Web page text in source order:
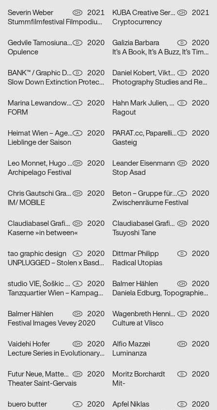
Severin Weber CH
2021
Stummfilmfestival Filmpodium Zürich
KUBA Creative Services CH
2021
Cryptocurrency
Gedvile Tamosiunaite, Jelena Luise, Shuaitong Zong D
2020
Opulence
Galizia Barbara D
2020
It’s A Book, It’s A Buzz, It’s Time to Discuss
BANK™ / Graphic Design Today D
2020
Slow Down Extinction Protect Biodiversity
Daniel Kobert, Viktor Lentzen D
2020
Photography Studies and Research
Marina Lewandowska A
2020
FORM
Hahn Mark Julien, Kormann Raffael D
2020
Ragout
Heimat Wien – Agentur für Veränderung A
2020
Lieblinge der Saison
PARAT.cc, Paparelli Nolan D
2020
Gasteig
Leo Monnet, Hugo Jauffret CH
2020
Archipelago Festival
Leander Eisenmann CH
2020
Stop Asad
Chris Gautschi Graphic & Editorial design CH
2020
IM/ MOBILE
Beton – Gruppe für Gestaltung A
2020
Zwischenräume Festival
Claudiabasel Grafik & Interaktion CH
2020
Kaserne »in between«
Claudiabasel Grafik & Interaktion CH
2020
Tsuyoshi Tane
tao graphic design A
2020
UNPLUGGED – Stolen x Basdban
Dittmar Philipp D
2020
Radical Utopias
studio VIE, Šoškic Katarina, Scherabon Herwig A
2020
Tanzquartier Wien – Kampagne Camilla Schielin
Balmer Hählen CH
2020
Daniela Edburg, Topographies of Transformation
Balmer Hählen CH
2020
Festival Images Vevey 2020
Wagenbreth Henning D
2020
Culture at Vlisco
Vaidehi Hofer CH
2020
Lecture Series in Evolutionary Ecology
Alfio Mazzei CH
2020
Luminanza
Futur Neue, Matteo Venet CH
2020
Theater Saint-Gervais
Moritz Borchardt D
2020
Mit-
buero butter A
2020
Apfel Niklas D
2020